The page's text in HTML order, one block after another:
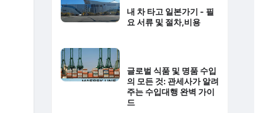
내 차 타고 일본가기 - 필
요 서류 및 절차,비용
글로벌 식품 및 명품 수입
의 모든 것: 관세사가 알려
주는 수입대행 완벽 가이
드